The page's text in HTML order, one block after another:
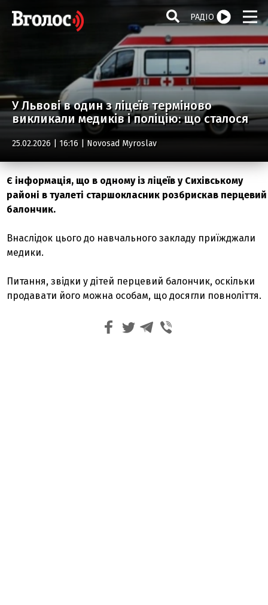
РАДІО
У Львові в один з ліцеїв терміново
викликали медиків і поліцію: що сталося
25.02.2026 | 16:16 | Novosad Myroslav
Є інформація, що в одному із ліцеїв у Сихівському
районі в туалеті старшокласник розбрискав перцевий
балончик.
Внаслідок цього до навчального закладу приїжджали
медики.
Питання, звідки у дітей перцевий балончик, оскільки
продавати його можна особам, що досягли повноліття.